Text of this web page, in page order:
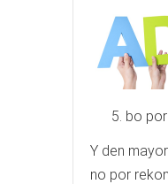
bo
Y den
no por